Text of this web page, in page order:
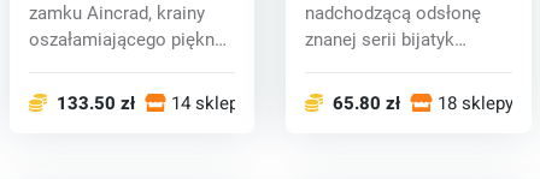
zamku Aincrad, krainy
oszałamiającego piękna i
133.50 zł 14 sklepy
nadchodzącą odsłonę
znanej serii bijatyk
65.80 zł 18 sklepy